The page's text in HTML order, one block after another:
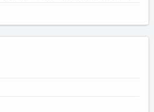
子买了睡袋，不知道 1.2 米会不